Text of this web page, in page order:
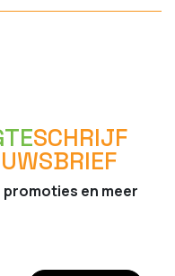
SCHRIJF
en meer